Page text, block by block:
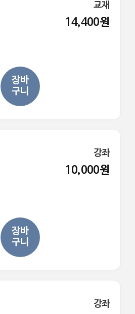
교재
14,400원
장바
구니
강좌
10,000원
장바
구니
강좌